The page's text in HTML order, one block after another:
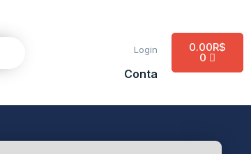
Login
Conta
0.00R$
0